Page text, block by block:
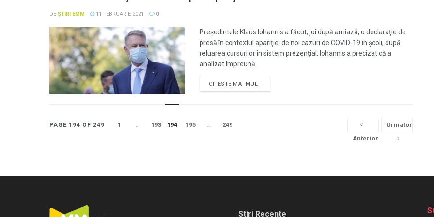
DE ȘTIRI EMM 11 FEBRUARIE 2021 0
Preşedintele Klaus Iohannis a făcut, joi după amiază, o declaraţie de
presă în contextul apariţiei de noi cazuri de COVID-19 în şcoli, după
reluarea cursurilor în sistem prezenţial. Iohannis a precizat că a
analizat împreună...
CITESTE MAI MULT
PAGE 194 OF 249
Anterior
1 … 193 194 195 … 249 Urmator
Stiri Recente